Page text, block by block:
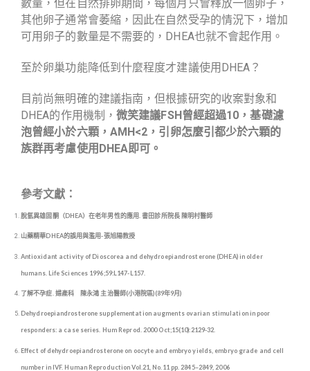
數量，但在自然排卵期間，每個月只會釋放一個卵子，
其他卵子通常會萎縮，因此在自然受孕的情況下，增加
可用卵子的數量是不需要的，DHEA也就不會起作用。
至於卵巢功能降低到什麼程度才建議使用DHEA？
目前尚無明確的建議指南，但根據研究的收案對象和
DHEA的作用機制， 微笑建議FSH曾經超過10，基礎濾
泡曾經小於六顆，AMH<2，引卵怎麼引都少於六顆的
族群再考慮使用DHEA即可 。
參考文獻：
脫氫異雄固酮（DHEA）在老年男性的應用. 書田診所院長 陳明村醫師
山藥精華DHEA的誤用與濫用-張旭陽教授
Antioxidant activity of Dioscorea and dehydroepiandrosterone (DHEA) in older
humans. Life Sciences 1996;59:L147-L157.
了解不孕症. 婦產科 陳永鴻 主治醫師(小港院區)(89年9月)
Dehydroepiandrosterone supplementation augments ovarian stimulation in poor
responders: a case series. Hum Reprod. 2000 Oct;15(10):2129-32.
Effect of dehydroepiandrosterone on oocyte and embryo yields, embryo grade and cell
number in IVF. Human Reproduction Vol.21, No.11 pp. 2845–2849, 2006